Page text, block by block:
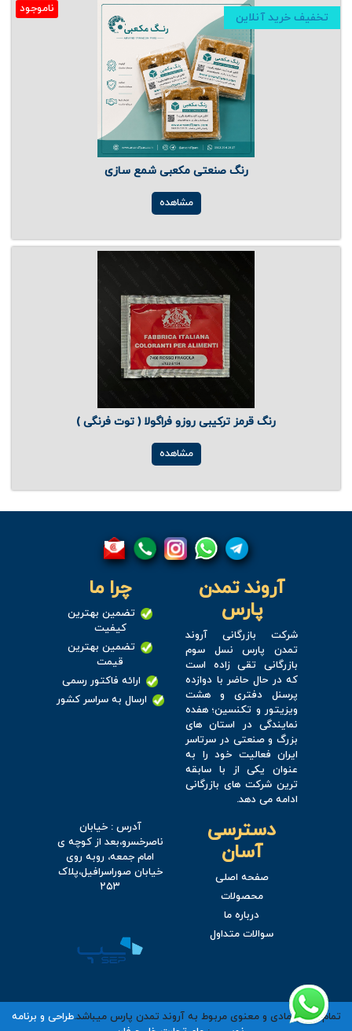
ناموجود
تخفیف خرید آنلاین
رنگ صنعتی مکعبی شمع سازی
مشاهده
رنگ قرمز ترکیبی روزو فراگولا ( توت فرنگی )
مشاهده
آروند تمدن
پارس
شرکت بازرگانی آروند
تمدن پارس نسل سوم
بازرگانی تقی زاده است
که در حال حاضر با دوازده
پرسنل دفتری و هشت
ویزیتور و تکنسین؛ هفده
نمایندگی در استان های
بزرگ و صنعتی در سرتاسر
ایران فعالیت خود را به
عنوان یکی از با سابقه
ترین شرکت های بازرگانی
ادامه می دهد.
چرا ما
تضمین بهترین
کیفیت
تضمین بهترین
قیمت
ارائه فاکتور رسمی
ارسال به سراسر کشور
دسترسی
آسان
صفحه اصلی
محصولات
درباره ما
سوالات متداول
آدرس : خیابان
ناصرخسرو،بعد از کوچه ی
امام جمعه، روبه روی
خیابان صوراسرافیل،پلاک
۲۵۳
تمام حقوق مادی و معنوی مربوط به آروند تمدن پارس میباشد.طراحی و برنامه